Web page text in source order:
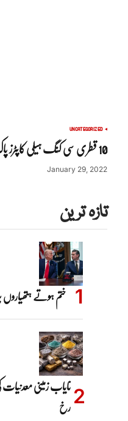
UNCATEGORIZED
10 قطری سی کنگ ہیلی کاپٹرز پاک بحریہ میں شامل
January 29, 2022
تازہ ترین
ختم ہوتے ہتھیاروں
نایاب زمینی
رخ